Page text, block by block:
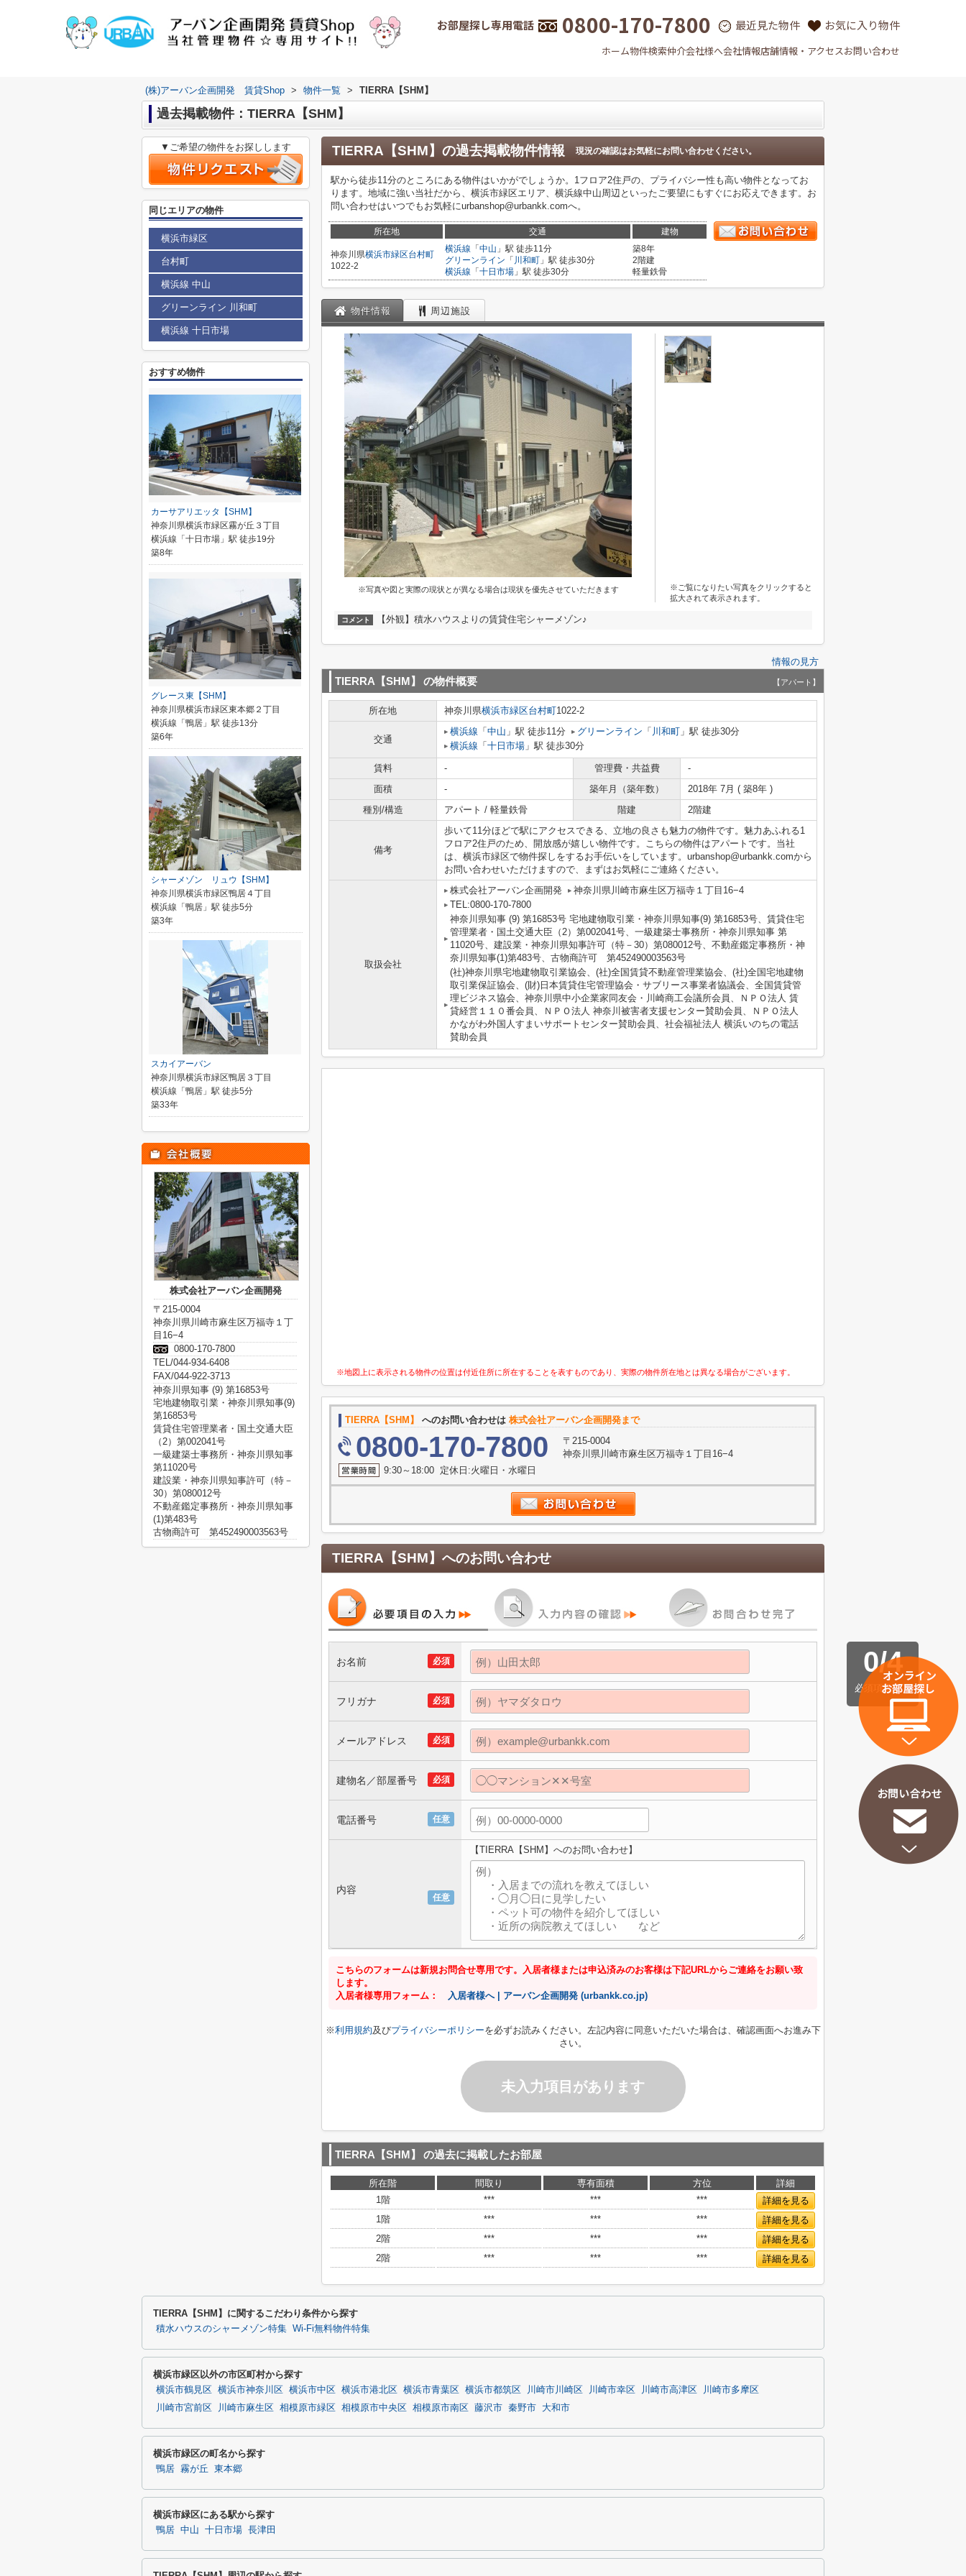
お部屋探し専用電話 0800-170-7800 最近見た物件 お気に入り物件
ホーム物件検索仲介会社様へ会社情報店舗情報・アクセスお問い合わせ
(株)アーバン企画開発 賃貸Shop > 物件一覧 > TIERRA【SHM】
過去掲載物件：TIERRA【SHM】
TIERRA【SHM】 の過去掲載物件情報 現況の確認はお気軽にお問い合わせください。
駅から徒歩11分のところにある物件はいかがでしょうか。1フロア2住戸の、プライバシー性も高い物件となってお
ります。地域に強い当社だから、横浜市緑区エリア、横浜線中山周辺といったご要望にもすぐにお応えできます。お
問い合わせはいつでもお気軽にurbanshop@urbankk.comへ。
所在地 交通 建物
神奈川県横浜市緑区台村町
1022-2
横浜線 「 中山 」駅 徒歩11分
グリーンライン 「 川和町 」駅 徒歩30分
横浜線 「 十日市場 」駅 徒歩30分
築8年
2階建
軽量鉄骨
物件情報 周辺施設
※写真や図と実際の現状とが異なる場合は現状を優先させていただきます
※ご覧になりたい写真をクリックすると
拡大されて表示されます。
コメント 【外観】積水ハウスよりの賃貸住宅シャーメゾン♪
情報の見方
TIERRA【SHM】 の物件概要 【アパート】
所在地 神奈川県横浜市緑区台村町1022-2
交通
横浜線 「 中山 」駅 徒歩11分 グリーンライン 「 川和町 」駅 徒歩30分
横浜線 「 十日市場 」駅 徒歩30分
賃料 - 管理費・共益費
-
面積
- 築年月（築年数）
2018年 7月 ( 築8年 )
種別/構造
アパート / 軽量鉄骨 階建 2階建
備考
歩いて11分ほどで駅にアクセスできる、立地の良さも魅力の物件です。魅力あふれる1
フロア2住戸のため、開放感が嬉しい物件です。こちらの物件はアパートです。当社
は、横浜市緑区で物件探しをするお手伝いをしています。urbanshop@urbankk.comから
お問い合わせいただけますので、まずはお気軽にご連絡ください。
取扱会社
株式会社アーバン企画開発
神奈川県川崎市麻生区万福寺１丁目16−4
TEL:0800-170-7800
神奈川県知事 (9) 第16853号 宅地建物取引業・神奈川県知事(9) 第16853号、賃貸住宅
管理業者・国土交通大臣（2）第002041号、一級建築士事務所・神奈川県知事 第
11020号、建設業・神奈川県知事許可（特－30）第080012号、不動産鑑定事務所・神
奈川県知事(1)第483号、古物商許可 第452490003563号
(社)神奈川県宅地建物取引業協会、(社)全国賃貸不動産管理業協会、(社)全国宅地建物
取引業保証協会、(財)日本賃貸住宅管理協会・サブリース事業者協議会、全国賃貸管
理ビジネス協会、神奈川県中小企業家同友会・川崎商工会議所会員、ＮＰＯ法人 賃
貸経営１１０番会員、ＮＰＯ法人 神奈川被害者支援センター賛助会員、ＮＰＯ法人
かながわ外国人すまいサポートセンター賛助会員、社会福祉法人 横浜いのちの電話
賛助会員
※地図上に表示される物件の位置は付近住所に所在することを表すものであり、実際の物件所在地とは異なる場合がございます。
TIERRA【SHM】 へのお問い合わせは 株式会社アーバン企画開発まで
0800-170-7800
〒215-0004
神奈川県川崎市麻生区万福寺１丁目16−4
9:30～18:00 定休日:火曜日・水曜日
TIERRA【SHM】 へのお問い合わせ
0/4
必須項目完了
必須
お名前
必須
フリガナ
必須
メールアドレス
必須
建物名／部屋番号
任意
電話番号
任意
内容
【TIERRA【SHM】へのお問い合わせ】
こちらのフォームは新規お問合せ専用です。入居者様または申込済みのお客様は下記URLからご連絡をお願い致
します。
入居者様専用フォーム： 入居者様へ | アーバン企画開発 (urbankk.co.jp)
※利用規約及びプライバシーポリシーを必ずお読みください。左記内容に同意いただいた場合は、確認画面へお進み下
さい。
未入力項目があります
TIERRA【SHM】 の過去に掲載したお部屋
所在階 間取り 専有面積 方位
詳細
1階
*** *** ***
詳細を見る
1階
*** *** ***
詳細を見る
2階
*** *** ***
詳細を見る
2階
*** *** *** 詳細を見る
▼ご希望の物件をお探しします
同じエリアの物件
横浜市緑区
台村町
横浜線 中山
グリーンライン 川和町
横浜線 十日市場
おすすめ物件
カーサアリエッタ【SHM】
神奈川県横浜市緑区霧が丘３丁目
横浜線「十日市場」駅 徒歩19分
築8年
グレース東【SHM】
神奈川県横浜市緑区東本郷２丁目
横浜線「鴨居」駅 徒歩13分
築6年
シャーメゾン リュウ【SHM】
神奈川県横浜市緑区鴨居４丁目
横浜線「鴨居」駅 徒歩5分
築3年
スカイアーバン
神奈川県横浜市緑区鴨居３丁目
横浜線「鴨居」駅 徒歩5分
築33年
株式会社アーバン企画開発
〒215-0004
神奈川県川崎市麻生区万福寺１丁
目16−4
0800-170-7800
TEL/044-934-6408
FAX/044-922-3713
神奈川県知事 (9) 第16853号
宅地建物取引業・神奈川県知事(9)
第16853号
賃貸住宅管理業者・国土交通大臣
（2）第002041号
一級建築士事務所・神奈川県知事
第11020号
建設業・神奈川県知事許可（特－
30）第080012号
不動産鑑定事務所・神奈川県知事
(1)第483号
古物商許可 第452490003563号
TIERRA【SHM】に関するこだわり条件から探す
積水ハウスのシャーメゾン特集 Wi-Fi無料物件特集
横浜市緑区以外の市区町村から探す
横浜市鶴見区 横浜市神奈川区 横浜市中区 横浜市港北区 横浜市青葉区 横浜市都筑区 川崎市川崎区 川崎市幸区 川崎市高津区
川崎市多摩区
川崎市宮前区
川崎市麻生区 相模原市緑区 相模原市中央区 相模原市南区 藤沢市 秦野市 大和市
横浜市緑区の町名から探す
鴨居 霧が丘 東本郷
横浜市緑区にある駅から探す
鴨居 中山 十日市場 長津田